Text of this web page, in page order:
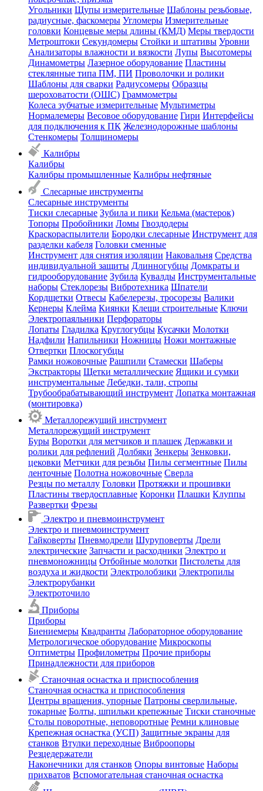
Угольники Щупы измерительные Шаблоны резьбовые,
радиусные, фаскомеры Угломеры Измерительные
головки Концевые меры длины (КМД) Меры твердости
Метроштоки Секундомеры Стойки и штативы Уровни
Анализаторы влажности и вязкости Лупы Высотомеры
Динамометры Лазерное оборудование Пластины
стеклянные типа ПМ, ПИ Проволочки и ролики
Шаблоны для сварки Радиусомеры Образцы
шероховатости (ОШС) Граммометры
Колеса зубчатые измерительные Мультиметры
Нормалемеры Весовое оборудование Гири Интерфейсы
для подключения к ПК Железнодорожные шаблоны
Стенкомеры Толщиномеры
Калибры
Калибры
Калибры промышленные Калибры нефтяные
Слесарные инструменты
Слесарные инструменты
Тиски слесарные Зубила и пики Кельма (мастерок)
Топоры Пробойники Ломы Гвоздодеры
Краскораспылители Бородки слесарные Инструмент для
разделки кабеля Головки сменные
Инструмент для снятия изоляции Наковальня Средства
индивидуальной защиты Длинногубцы Домкраты и
гидрооборудование Зубила Кувалды Инструментальные
наборы Стеклорезы Вибротехника Шпатели
Кордщетки Отвесы Кабелерезы, тросорезы Валики
Кернеры Клейма Киянки Клещи строительные Ключи
Электропаяльники Перфораторы
Лопаты Гладилка Круглогубцы Кусачки Молотки
Надфили Напильники Ножницы Ножи монтажные
Отвертки Плоскогубцы
Рамки ножовочные Рашпили Стамески Шаберы
Экстракторы Щетки металлические Ящики и сумки
инструментальные Лебедки, тали, стропы
Трубообрабатывающий инструмент Лопатка монтажная
(монтировка)
Металлорежущий инструмент
Металлорежущий инструмент
Буры Воротки для метчиков и плашек Державки и
ролики для рефлений Долбяки Зенкеры Зенковки,
цековки Метчики для резьбы Пилы сегментные Пилы
ленточные Полотна ножовочные Сверла
Резцы по металлу Головки Протяжки и прошивки
Пластины твердосплавные Коронки Плашки Клуппы
Развертки Фрезы
Электро и пневмоинструмент
Электро и пневмоинструмент
Гайковерты Пневмодрели Шуруповерты Дрели
электрические Запчасти и расходники Электро и
пневмоножницы Отбойные молотки Пистолеты для
воздуха и жидкости Электролобзики Электропилы
Электрорубанки
Электроточило
Приборы
Приборы
Биениемеры Квадранты Лабораторное оборудование
Метрологическое оборудование Микроскопы
Оптиметры Профилометры Прочие приборы
Принадлежности для приборов
Станочная оснастка и приспособления
Станочная оснастка и приспособления
Центры вращения, упорные Патроны сверлильные,
токарные Болты, шпильки крепежные Тиски станочные
Столы поворотные, неповоротные Ремни клиновые
Крепежная оснастка (УСП) Защитные экраны для
станков Втулки переходные Виброопоры
Резцедержатели
Наконечники для станков Опоры винтовые Наборы
прихватов Вспомогательная станочная оснастка